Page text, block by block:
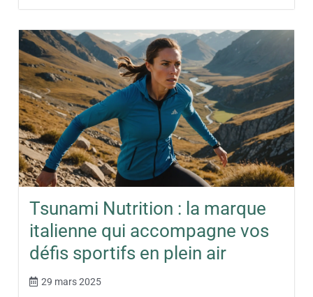
Tsunami Nutrition : la marque
italienne qui accompagne vos
défis sportifs en plein air
29 mars 2025